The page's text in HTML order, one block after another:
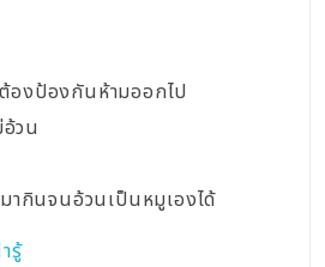
องป้องกันห้ามออกไป
วน
ากินจนอ้วนเป็นหมูเองได้
รู้